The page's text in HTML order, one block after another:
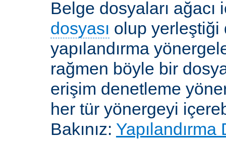
Belge dosyaları
dosyası olup yerleştiği
yapılandırma
rağmen böyle bir
erişim denetleme
her tür yönergeyi
Bakınız: Yapılandırma